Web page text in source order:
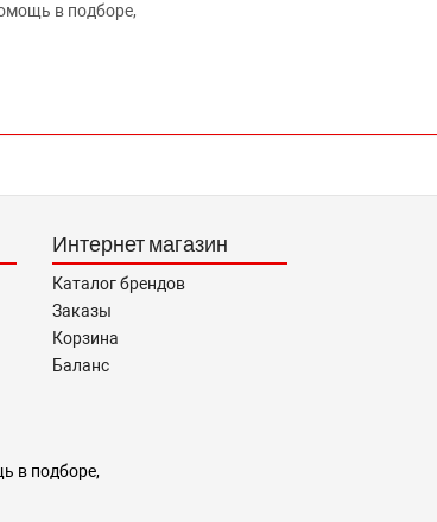
в подборе,
Интернет магазин
Каталог брендов
Заказы
Корзина
Баланс
в подборе,